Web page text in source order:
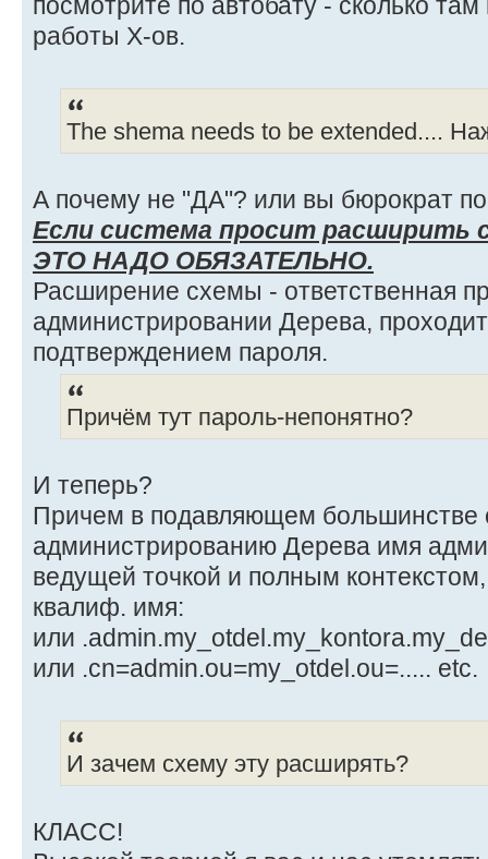
работы Х-ов.
The shema needs to be extended....
А почему не "ДА"? или вы бюрократ
Если система просит расширить
ЭТО НАДО ОБЯЗАТЕЛЬНО.
Расширение схемы - ответственная
администрировании Дерева,
подтверждением пароля.
Причём тут пароль-непонятно?
И теперь?
Причем в подавляющем большинстве
администрированию Дерева имя
ведущей точкой и полным
квалиф. имя:
или
или .cn=admin.ou=my_otdel.ou=..... etc.
И зачем схему эту расширять?
КЛАСС!